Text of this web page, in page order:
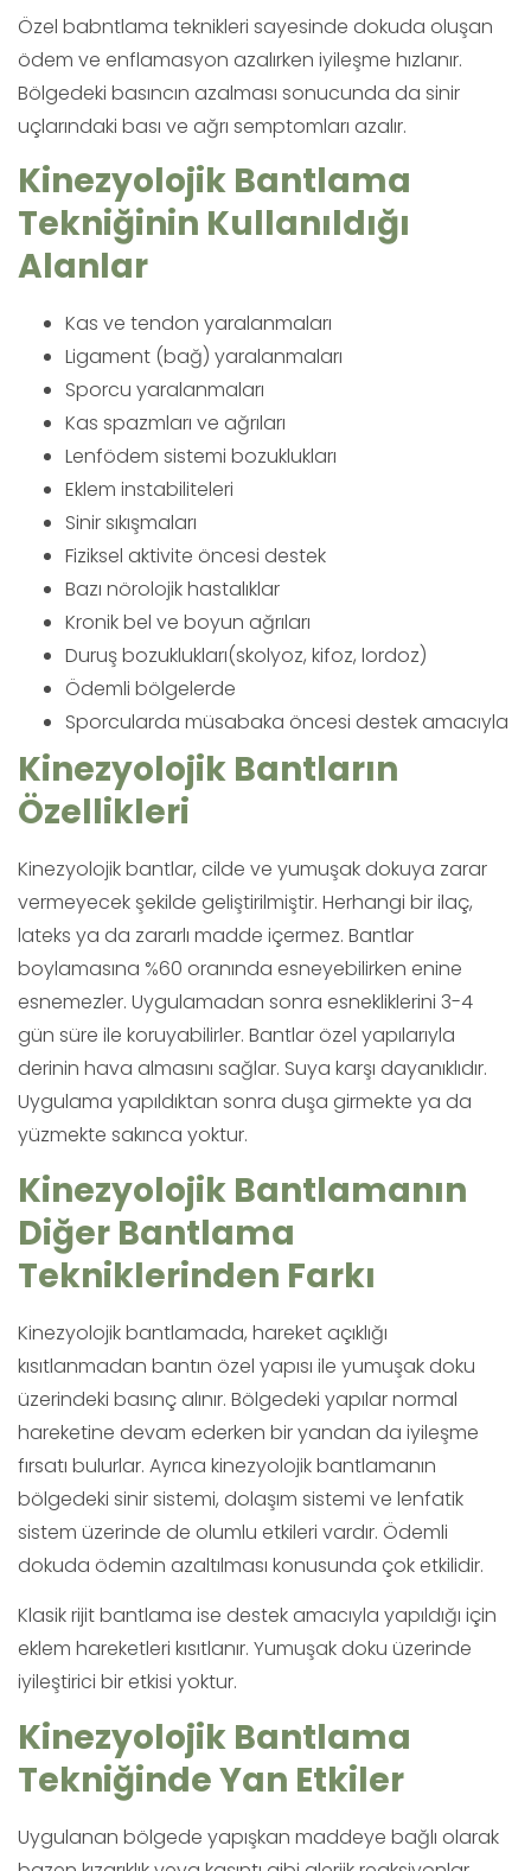
Özel babntlama teknikleri sayesinde dokuda oluşan
ödem ve enflamasyon azalırken iyileşme hızlanır.
Bölgedeki basıncın azalması sonucunda da sinir
uçlarındaki bası ve ağrı semptomları azalır.
Kinezyolojik Bantlama
Tekniğinin Kullanıldığı
Alanlar
Kas ve tendon yaralanmaları
Ligament (bağ) yaralanmaları
Sporcu yaralanmaları
Kas spazmları ve ağrıları
Lenfödem sistemi bozuklukları
Eklem instabiliteleri
Sinir sıkışmaları
Fiziksel aktivite öncesi destek
Bazı nörolojik hastalıklar
Kronik bel ve boyun ağrıları
Duruş bozuklukları(skolyoz, kifoz, lordoz)
Ödemli bölgelerde
Sporcularda müsabaka öncesi destek amacıyla
Kinezyolojik Bantların
Özellikleri
Kinezyolojik bantlar, cilde ve yumuşak dokuya zarar
vermeyecek şekilde geliştirilmiştir. Herhangi bir ilaç,
lateks ya da zararlı madde içermez. Bantlar
boylamasına %60 oranında esneyebilirken enine
esnemezler. Uygulamadan sonra esnekliklerini 3-4
gün süre ile koruyabilirler. Bantlar özel yapılarıyla
derinin hava almasını sağlar. Suya karşı dayanıklıdır.
Uygulama yapıldıktan sonra duşa girmekte ya da
yüzmekte sakınca yoktur.
Kinezyolojik Bantlamanın
Diğer Bantlama
Tekniklerinden Farkı
Kinezyolojik bantlamada, hareket açıklığı
kısıtlanmadan bantın özel yapısı ile yumuşak doku
üzerindeki basınç alınır. Bölgedeki yapılar normal
hareketine devam ederken bir yandan da iyileşme
fırsatı bulurlar. Ayrıca kinezyolojik bantlamanın
bölgedeki sinir sistemi, dolaşım sistemi ve lenfatik
sistem üzerinde de olumlu etkileri vardır. Ödemli
dokuda ödemin azaltılması konusunda çok etkilidir.
Klasik rijit bantlama ise destek amacıyla yapıldığı için
eklem hareketleri kısıtlanır. Yumuşak doku üzerinde
iyileştirici bir etkisi yoktur.
Kinezyolojik Bantlama
Tekniğinde Yan Etkiler
Uygulanan bölgede yapışkan maddeye bağlı olarak